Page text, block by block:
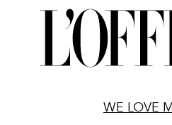
WE LOVE